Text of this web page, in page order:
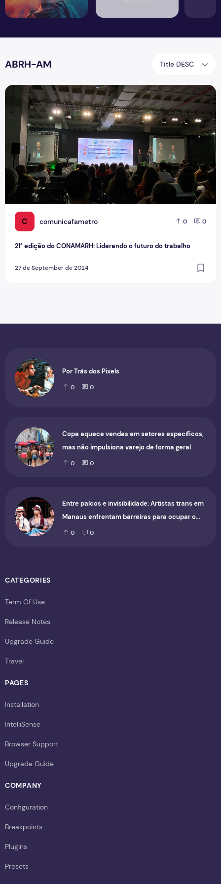
ABRH-AM Title DESC
C comunicafametro 0 0
21° edição do CONAMARH: Liderando o futuro do trabalho
27 de September de 2024
21° edição do CONAMARH: Liderando o futuro do trabalho
Por Trás dos Pixels
0 0
Copa aquece vendas em setores específicos,
mas não impulsiona varejo de forma geral
0 0
Entre palcos e invisibilidade: Artistas trans em
Manaus enfrentam barreiras para ocupar o
cenário cultural
0 0
CATEGORIES
Term Of Use
Release Notes
Upgrade Guide
Travel
PAGES
Installation
IntelliSense
Browser Support
Upgrade Guide
COMPANY
Configuration
Breakpoints
Plugins
Presets